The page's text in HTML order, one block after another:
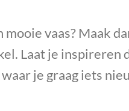
vaas? Maak
Laat je inspireren
je graag iets